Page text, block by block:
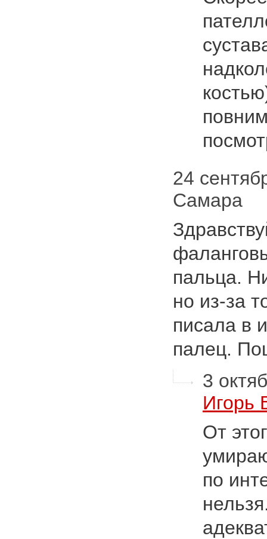
24
Самара
пальца.
но из-за
писала в
палец.
3
Игорь
От
по